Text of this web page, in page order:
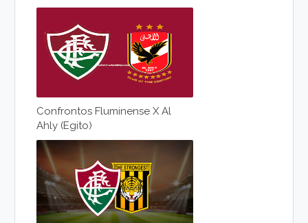
Confrontos Fluminense X Al
Ahly (Egito)